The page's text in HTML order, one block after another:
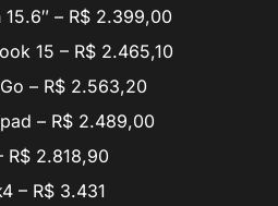
15.6″ – R$ 2.399,00
15 – R$ 2.465,10
– R$ 2.563,20
– R$ 2.489,00
R$ 2.818,90
– R$ 3.431